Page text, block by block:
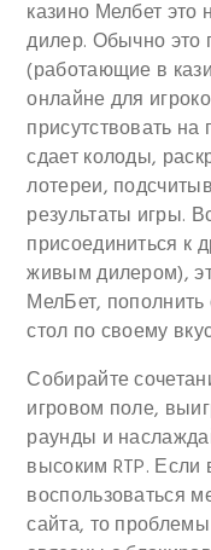
казино Мелбет это
дилер. Обычно это
(работающие в
онлайне для
присутствовать
сдает колоды,
лотереи,
результаты игры.
присоединиться к
живым дилером),
МелБет, пополнить
стол по своему
Собирайте
игровом поле,
раунды и
высоким RTP. Если
воспользоваться
сайта, то